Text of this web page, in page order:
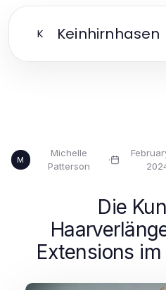
K Keinhirnhasen
M
Michelle
Patterson
·
Die
Extensions